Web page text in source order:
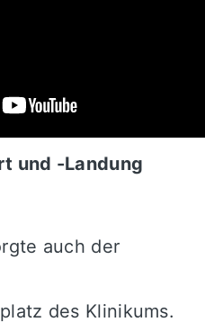
und -Landung
auch der
des Klinikums.